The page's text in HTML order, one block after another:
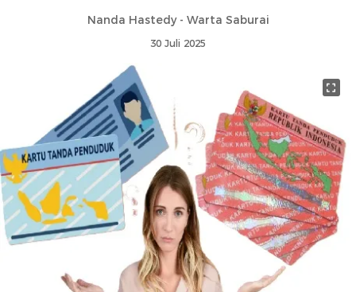
Nanda Hastedy - Warta Saburai
30 Juli 2025